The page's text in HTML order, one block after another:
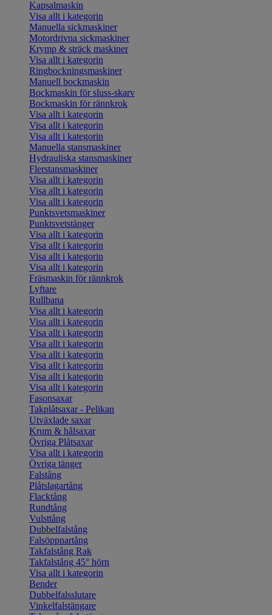
Kapsalmaskin
Visa allt i kategorin
Manuella sickmaskiner
Motordrivna sickmaskiner
Krymp & sträck maskiner
Visa allt i kategorin
Ringbockningsmaskiner
Manuell bockmaskin
Bockmaskin för sluss-skarv
Bockmaskin för rännkrok
Visa allt i kategorin
Visa allt i kategorin
Visa allt i kategorin
Manuella stansmaskiner
Hydrauliska stansmaskiner
Flerstansmaskiner
Visa allt i kategorin
Visa allt i kategorin
Visa allt i kategorin
Punktsvetsmaskiner
Punktsvetstänger
Visa allt i kategorin
Visa allt i kategorin
Visa allt i kategorin
Visa allt i kategorin
Fräsmaskin för rännkrok
Lyftare
Rullbana
Visa allt i kategorin
Visa allt i kategorin
Visa allt i kategorin
Visa allt i kategorin
Visa allt i kategorin
Visa allt i kategorin
Visa allt i kategorin
Visa allt i kategorin
Fasonsaxar
Takplåtsaxar - Pelikan
Utväxlade saxar
Krum & hålsaxar
Övriga Plåtsaxar
Visa allt i kategorin
Övriga tänger
Falstång
Plåtslagartång
Flacktång
Rundtång
Vulsttång
Dubbelfalstång
Falsöppnartång
Takfalstång Rak
Takfalstång 45° hörn
Visa allt i kategorin
Bender
Dubbelfalsslutare
Vinkelfalstängare